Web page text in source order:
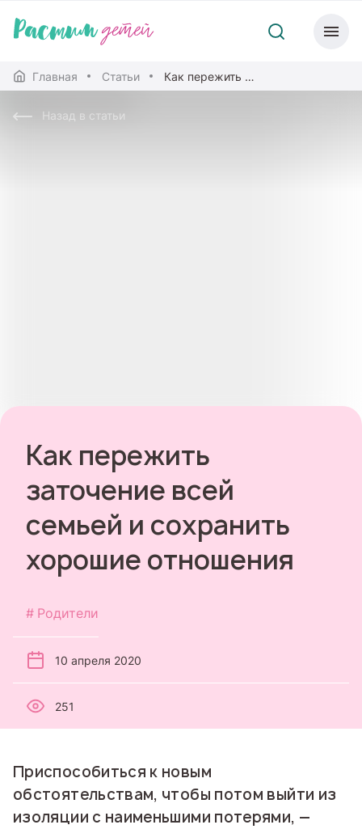
Главная Статьи Как пережить заточение всей семьей и сохранить хорошие отношения
Назад в статьи
Как пережить
заточение всей
семьей и сохранить
хорошие отношения
Родители
10 апреля 2020
251
Приспособиться к новым
обстоятельствам, чтобы потом выйти из
изоляции с наименьшими потерями, —